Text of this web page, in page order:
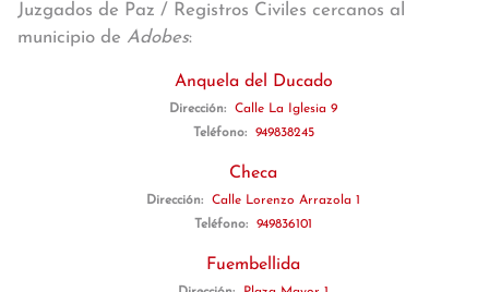
Juzgados de Paz / Registros Civiles cercanos al
municipio de Adobes:
Anquela del Ducado
Dirección:
Calle La Iglesia 9
Teléfono:
949838245
Checa
Dirección:
Calle Lorenzo Arrazola 1
Teléfono:
949836101
Fuembellida